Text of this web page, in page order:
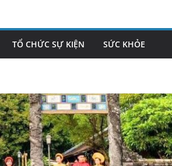
TỔ CHỨC SỰ KIỆN SỨC KHỎE